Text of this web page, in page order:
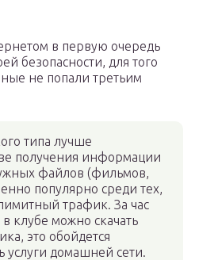
в первую очередь
безопасности, для того
не попали третьим
типа лучше
получения информации
файлов (фильмов,
популярно среди тех,
трафик. За час
клубе можно скачать
это обойдется
услуги домашней сети.